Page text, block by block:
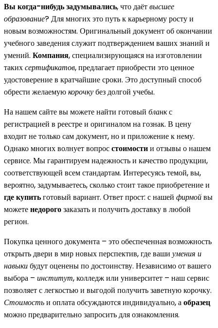
Вы когда-нибудь задумывались, что даётвысшее
образование? Для многих это путь к карьерному росту и
новым возможностям. Оригинальный документ об окончании
учебного заведения служит подтверждением ваших знаний и
умений. Компания, специализирующаяся на изготовлении
такихсертификатов, предлагает приобрести это ценное
удостоверение в кратчайшие сроки. Это доступный способ
обрести желаемуюкорочкубез долгой учебы.
На нашем сайте вы можете найти готовый бланкс
регистрацией в реестре и оригиналом на гознак. В цену
входит не только сам документ, но и приложение к нему.
Однако многих волнует вопросстоимостии отзывы о нашем
сервисе. Мы гарантируем надежность и качество продукции,
соответствующей всем стандартам. Интересуясь темой, вы,
вероятно, задумываетесь, сколько стоит такое приобретение и
где купитьготовый вариант. Ответ прост: с нашей фирмойвы
можетенедорогозаказать и получить доставку в любой
регион.
Покупка ценного документа – это обеспеченная возможность
открыть двери в мир новых перспектив, где ваши умения и
навыкибудут оценены по достоинству. Независимо от вашего
выбора – институт, колледж или университет – наш сервис
позволяет с легкостью и выгодой получить заветную корочку.
Стоимостьи оплата обсуждаются индивидуально, аобразец
можно предварительно запросить для ознакомления.